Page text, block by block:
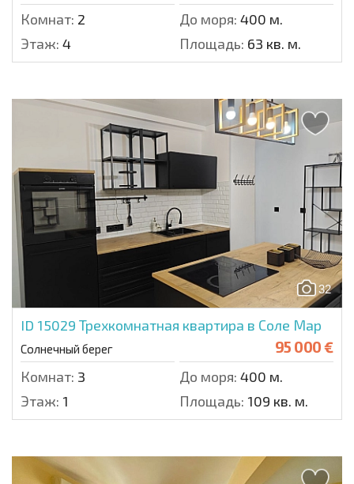
Комнат: 2 До моря: 400 м.
Этаж: 4 Площадь: 63 кв. м.
32
ID 15029 Трехкомнатная квартира в Соле Мар
Солнечный берег 95 000 €
Комнат: 3 До моря: 400 м.
Этаж: 1 Площадь: 109 кв. м.